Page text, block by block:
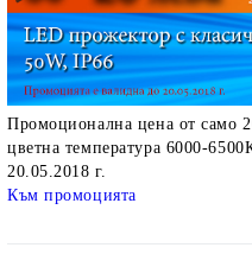
Промоционална цена от само
цветна температура 6000-
20.05.2018 г.
Към промоцията